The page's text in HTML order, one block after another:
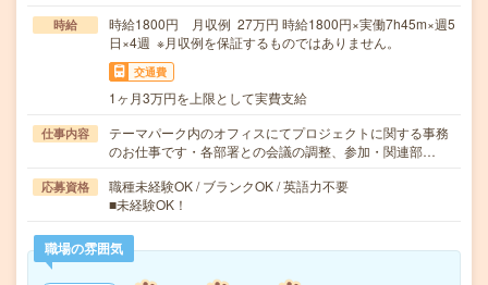
時給
時給1800円 月収例 27万円 時給1800円×実働7h45m×週5
日×4週 ※月収例を保証するものではありません。
交通費
1ヶ月3万円を上限として実費支給
仕事内容
テーマパーク内のオフィスにてプロジェクトに関する事務
のお仕事です・各部署との会議の調整、参加・関連部…
応募資格
職種未経験OK / ブランクOK / 英語力不要
■未経験OK！
職場の雰囲気